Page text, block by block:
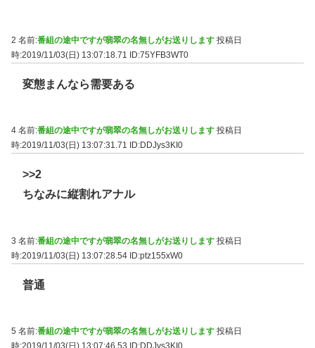
2 名前:番組の途中ですが翡翠の名無しがお送りします 投稿日
時:2019/11/03(日) 13:07:18.71 ID:75YFB3WT0
変態まんなら需要ある
4 名前:番組の途中ですが翡翠の名無しがお送りします 投稿日
時:2019/11/03(日) 13:07:31.71
ID:DDJys3KI0
>>2
ちなみに縦割れアナル
3 名前:番組の途中ですが翡翠の名無しがお送りします 投稿日
時:2019/11/03(日) 13:07:28.54 ID:ptz155xW0
普通
5 名前:番組の途中ですが翡翠の名無しがお送りします 投稿日